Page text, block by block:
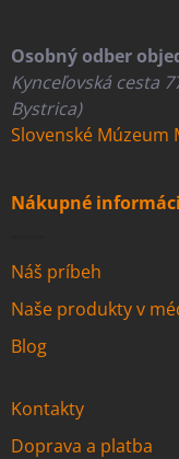
Osobný odber
Kynceľovská cesta
Bystrica)
Slovenské Múzeum
Nákupné
Náš príbeh
Naše produkty v
Blog
Kontakty
Doprava a platba